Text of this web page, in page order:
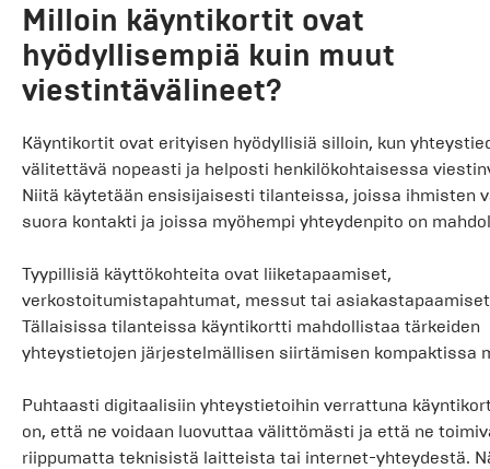
Milloin käyntikortit ovat
hyödyllisempiä kuin muut
viestintävälineet?
Käyntikortit ovat erityisen hyödyllisiä silloin, kun
välitettävä nopeasti ja helposti henkilökohtaisessa
Niitä käytetään ensisijaisesti tilanteissa, joissa ihmisten
suora kontakti ja joissa myöhempi yhteydenpito on
Tyypillisiä käyttökohteita ovat liiketapaamiset,
verkostoitumistapahtumat, messut tai
Tällaisissa tilanteissa käyntikortti mahdollistaa tärkeiden
yhteystietojen järjestelmällisen siirtämisen kompaktissa
Puhtaasti digitaalisiin yhteystietoihin verrattuna
on, että ne voidaan luovuttaa välittömästi ja että ne
riippumatta teknisistä laitteista tai internet-yhteydestä.